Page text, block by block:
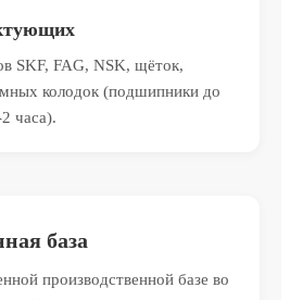
SKF, FAG, NSK, щёток,
колодок (подшипники до
часа).
база
производственной базе во